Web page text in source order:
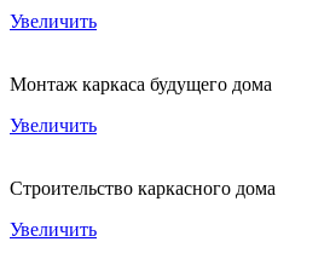
Увеличить
Монтаж каркаса будущего дома
Увеличить
Строительство каркасного дома
Увеличить